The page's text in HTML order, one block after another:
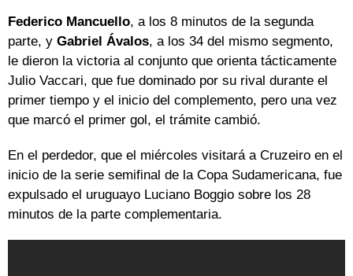
Federico Mancuello, a los 8 minutos de la segunda
parte, y Gabriel Ávalos, a los 34 del mismo segmento,
le dieron la victoria al conjunto que orienta tácticamente
Julio Vaccari, que fue dominado por su rival durante el
primer tiempo y el inicio del complemento, pero una vez
que marcó el primer gol, el trámite cambió.
En el perdedor, que el miércoles visitará a Cruzeiro en el
inicio de la serie semifinal de la Copa Sudamericana, fue
expulsado el uruguayo Luciano Boggio sobre los 28
minutos de la parte complementaria.